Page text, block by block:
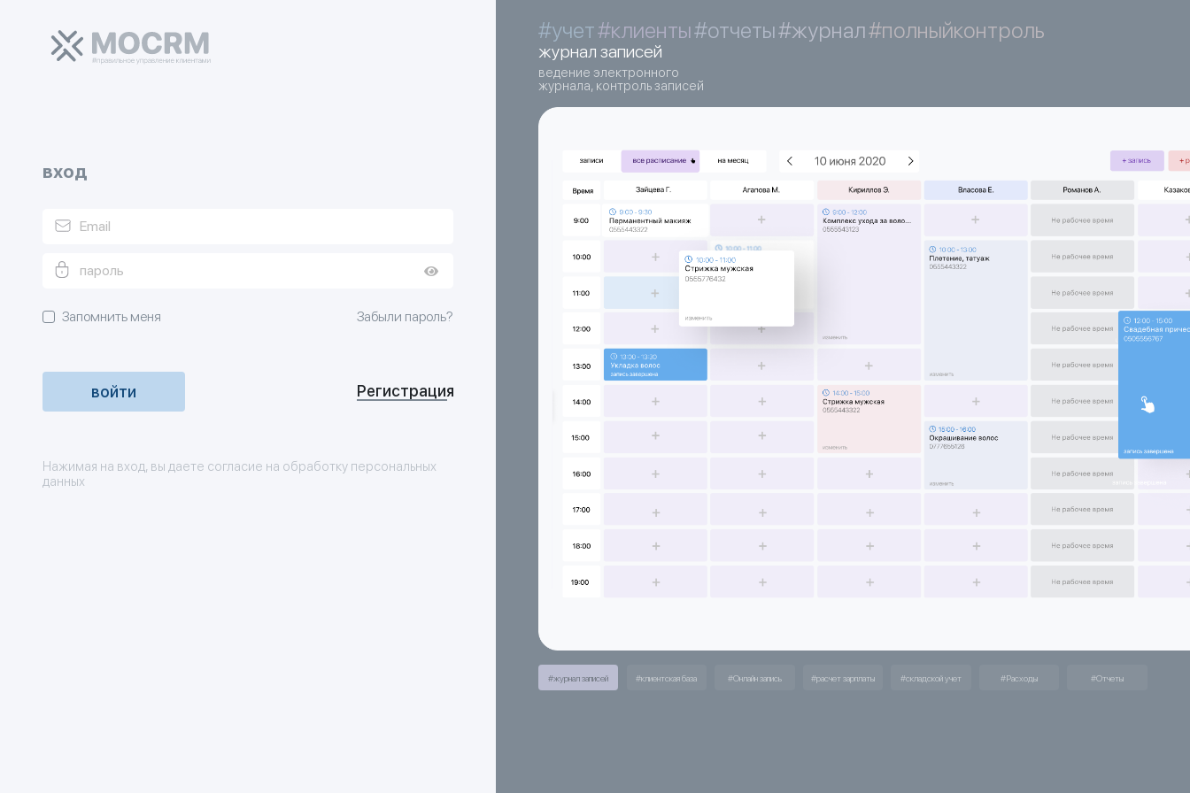
вход
Запомнить меня Забыли пароль?
Регистрация
Нажимая на вход, вы даете согласие на обработку персональных
данных
#учет#клиенты#отчеты#журнал#полныйконтроль
журнал записей
ведение электронного
журнала, контроль записей
#журнал записей #клиентская база #Онлайн запись #расчет зарплаты #складской учет #Расходы #Отчеты